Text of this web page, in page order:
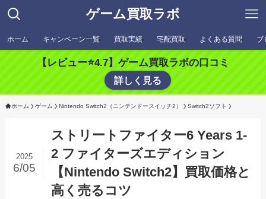
ゲーム買取ラボ
ホーム キャンペーン一覧 買取実績 宅配買取 よくある質問 ブ
【レビュー⭐️4.7】ゲーム買取ラボの口コミ
詳しく見る
ホーム ゲーム Nintendo Switch2（ニンテンドースイッチ2） Switch2ソフト
ストリートファイター6 Years 1-
2 ファイターズエディション
【Nintendo Switch2】買取価格と
高く売るコツ
2025
6/05